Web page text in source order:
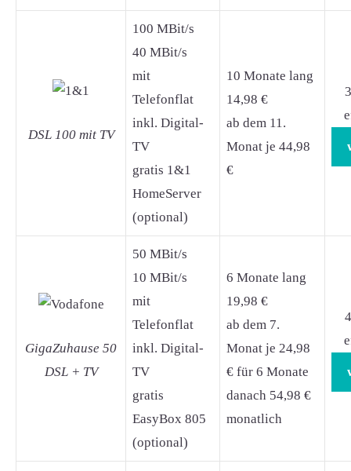
DSL 100 mit TV
100 MBit/s
40 MBit/s
mit
Telefonflat
inkl. Digital-
TV
gratis 1&1
HomeServer
(optional)
10 Monate lang
14,98 €
ab dem 11.
Monat je 44,98
€
GigaZuhause 50
DSL + TV
50 MBit/s
10 MBit/s
mit
Telefonflat
inkl. Digital-
TV
gratis
EasyBox 805
(optional)
6 Monate lang
19,98 €
ab dem 7.
Monat je 24,98
€ für 6 Monate
danach 54,98 €
monatlich